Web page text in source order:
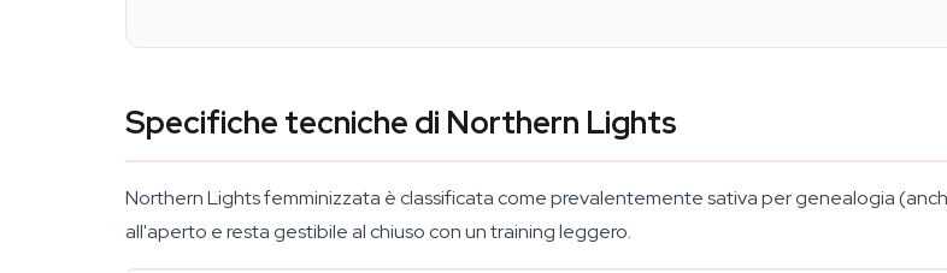
Specifiche tecniche di Northern Lights
Northern Lights femminizzata è classificata come prevalentemente sativa per genealogia
all'aperto e resta gestibile al chiuso con un training leggero.